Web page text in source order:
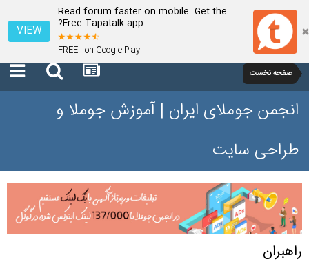
Read forum faster on mobile. Get the
Free Tapatalk app?
FREE - on Google Play
VIEW
صفحه نخست
انجمن جوملای ایران | آموزش جوملا و
طراحی سایت
راهبران